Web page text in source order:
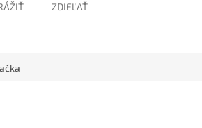
ZDIEĽAŤ